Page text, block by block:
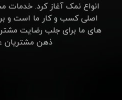
انواع نمک آغاز کرد. خدمات
اصلی کسب و کار ما است و
های ما برای جلب رضایت
ذهن مشتریان